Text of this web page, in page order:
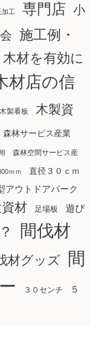
加工 専門店 小
施工例・
木材を有効に
材店の信
木製看板
木製資
森林サービス産業
森林空間サービス産
ｍｍ 直径３０ｃｍ
アウトドアパーク
材 足場板 遊び
間伐材
材グッズ
間
３０センチ
５